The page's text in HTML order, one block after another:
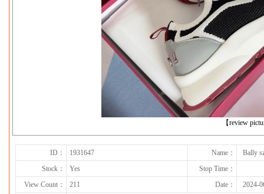
【review
下一张
ID： 1931647 Name：
Bally
Stock：
Yes
Stop Time：
View Count：
211 Date：
2024-